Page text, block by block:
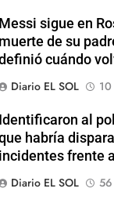
Messi sigue en
muerte de su
cuándo
Diario EL SOL
Identificaron al
habría
incidentes frente
Diario EL SOL
56